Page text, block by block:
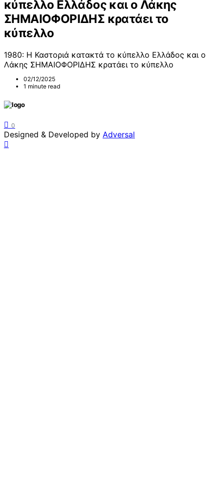
κύπελλο Ελλάδος και ο Λάκης
ΣΗΜΑΙΟΦΟΡΙΔΗΣ κρατάει το
κύπελλο
1980: Η Καστοριά κατακτά το κύπελλο Ελλάδος και ο
Λάκης ΣΗΜΑΙΟΦΟΡΙΔΗΣ κρατάει το κύπελλο
02/12/2025
1 minute read
0
Designed & Developed by Adversal